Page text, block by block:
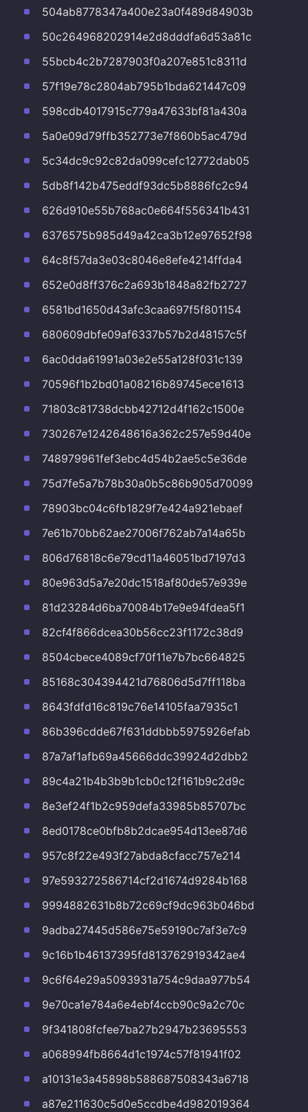
504ab8778347a400e23a0f489d84903b
50c264968202914e2d8dddfa6d53a81c
55bcb4c2b7287903f0a207e851c8311d
57f19e78c2804ab795b1bda621447c09
598cdb4017915c779a47633bf81a430a
5a0e09d79ffb352773e7f860b5ac479d
5c34dc9c92c82da099cefc12772dab05
5db8f142b475eddf93dc5b8886fc2c94
626d910e55b768ac0e664f556341b431
6376575b985d49a42ca3b12e97652f98
64c8f57da3e03c8046e8efe4214ffda4
652e0d8ff376c2a693b1848a82fb2727
6581bd1650d43afc3caa697f5f801154
680609dbfe09af6337b57b2d48157c5f
6ac0dda61991a03e2e55a128f031c139
70596f1b2bd01a08216b89745ece1613
71803c81738dcbb42712d4f162c1500e
730267e1242648616a362c257e59d40e
748979961fef3ebc4d54b2ae5c5e36de
75d7fe5a7b78b30a0b5c86b905d70099
78903bc04c6fb1829f7e424a921ebaef
7e61b70bb62ae27006f762ab7a14a65b
806d76818c6e79cd11a46051bd7197d3
80e963d5a7e20dc1518af80de57e939e
81d23284d6ba70084b17e9e94fdea5f1
82cf4f866dcea30b56cc23f1172c38d9
8504cbece4089cf70f11e7b7bc664825
85168c304394421d76806d5d7ff118ba
8643fdfd16c819c76e14105faa7935c1
86b396cdde67f631ddbbb5975926efab
87a7af1afb69a45666ddc39924d2dbb2
89c4a21b4b3b9b1cb0c12f161b9c2d9c
8e3ef24f1b2c959defa33985b85707bc
8ed0178ce0bfb8b2dcae954d13ee87d6
957c8f22e493f27abda8cfacc757e214
97e593272586714cf2d1674d9284b168
9994882631b8b72c69cf9dc963b046bd
9adba27445d586e75e59190c7af3e7c9
9c16b1b46137395fd813762919342ae4
9c6f64e29a5093931a754c9daa977b54
9e70ca1e784a6e4ebf4ccb90c9a2c70c
9f341808fcfee7ba27b2947b23695553
a068994fb8664d1c1974c57f81941f02
a10131e3a45898b588687508343a6718
a87e211630c5d0e5ccdbe4d982019364